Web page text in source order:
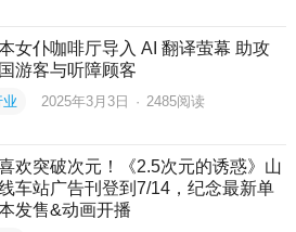
女仆咖啡厅导入 AI 翻译萤幕 助攻
游客与听障顾客
业 2025年3月3日 · 2485阅读
欢突破次元！《2.5次元的诱惑》山
车站广告刊登到7/14，纪念最新单
发售&动画开播